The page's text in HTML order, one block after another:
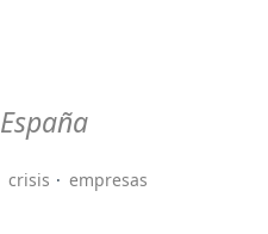
crisis empresas